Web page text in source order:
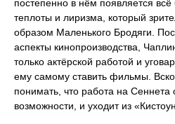
постепенно в нём появляется
теплоты и лиризма, который
образом Маленького Бродяги.
аспекты кинопроизводства,
только актёрской работой и
ему самому ставить фильмы.
понимать, что работа на Сеннета
возможности, и уходит из